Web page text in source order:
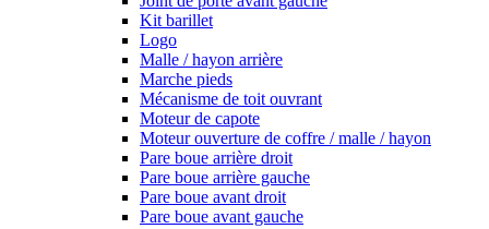
Kit barillet
Logo
Malle / hayon arrière
Marche pieds
Mécanisme de toit ouvrant
Moteur de capote
Moteur ouverture de coffre / malle / hayon
Pare boue arrière droit
Pare boue arrière gauche
Pare boue avant droit
Pare boue avant gauche